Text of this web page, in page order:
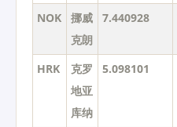
NOK
挪威
克朗
7.440928
HRK
克罗
地亚
库纳
5.098101